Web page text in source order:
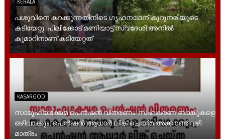
KERALA
പശുവിനെ കറക്കുന്നതിനിടെ ഗൃഹനാഥന് കുറുനരിയുടെ
കടിയേറ്റു. പിലിക്കോട് മണിയാട്ട് സ്വദേശി അനിൽ
കുമാറിനാണ് കടിയേറ്റത്
KASARGOD
സാമൂ​ഹ്യക്ഷേമ പെൻഷൻ വിതരണം: സഹകരണ ബാങ്കുകളെ
ഒഴിവാക്കും, പെൻഷൻ ആധാർ‌ ലിങ്ക് ചെയ്ത അക്കൗണ്ട് വഴി
മാത്രം